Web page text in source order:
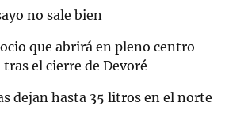
no sale bien
que abrirá en pleno centro
el cierre de Devoré
dejan hasta 35 litros en el norte